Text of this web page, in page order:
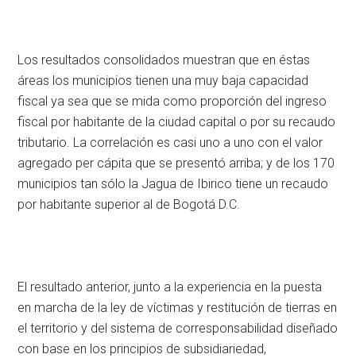
Los resultados consolidados muestran que en éstas
áreas los municipios tienen una muy baja capacidad
fiscal ya sea que se mida como proporción del ingreso
fiscal por habitante de la ciudad capital o por su recaudo
tributario. La correlación es casi uno a uno con el valor
agregado per cápita que se presentó arriba; y de los 170
municipios tan sólo la Jagua de Ibirico tiene un recaudo
por habitante superior al de Bogotá D.C.
El resultado anterior, junto a la experiencia en la puesta
en marcha de la ley de víctimas y restitución de tierras en
el territorio y del sistema de corresponsabilidad diseñado
con base en los principios de subsidiariedad,